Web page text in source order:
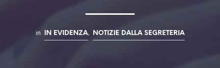
in IN EVIDENZA, NOTIZIE DALLA SEGRETERIA